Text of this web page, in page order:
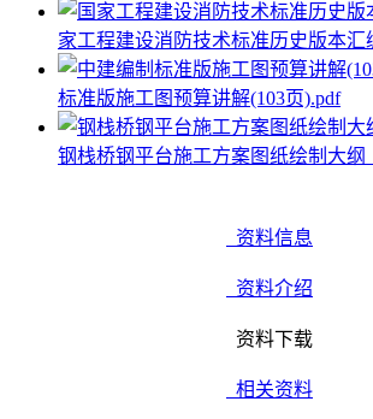
家工程建设消防技术标准历史版本汇
标准版施工图预算讲解(103页).pdf
钢栈桥钢平台施工方案图纸绘制大纲
资料信息
资料介绍
资料下载
相关资料